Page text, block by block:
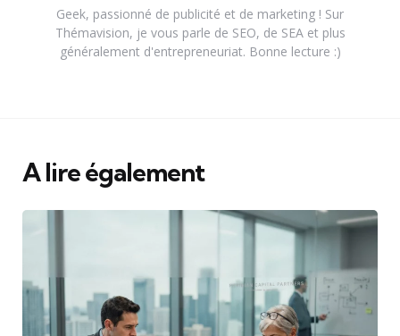
Geek, passionné de publicité et de marketing ! Sur
Thémavision, je vous parle de SEO, de SEA et plus
généralement d'entrepreneuriat. Bonne lecture :)
A lire également